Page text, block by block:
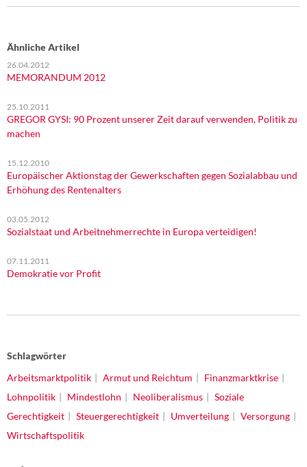
Kontakt
Ähnliche Artikel
26.04.2012
MEMORANDUM 2012
25.10.2011
GREGOR GYSI: 90 Prozent unserer Zeit darauf verwenden, Politik zu
machen
15.12.2010
Europäischer Aktionstag der Gewerkschaften gegen Sozialabbau und
Erhöhung des Rentenalters
03.05.2012
Sozialstaat und Arbeitnehmerrechte in Europa verteidigen!
07.11.2011
Demokratie vor Profit
Schlagwörter
Arbeitsmarktpolitik
Armut und Reichtum
Finanzmarktkrise
Lohnpolitik
Mindestlohn Neoliberalismus
Soziale
Gerechtigkeit
Steuergerechtigkeit Umverteilung
Versorgung
Wirtschaftspolitik